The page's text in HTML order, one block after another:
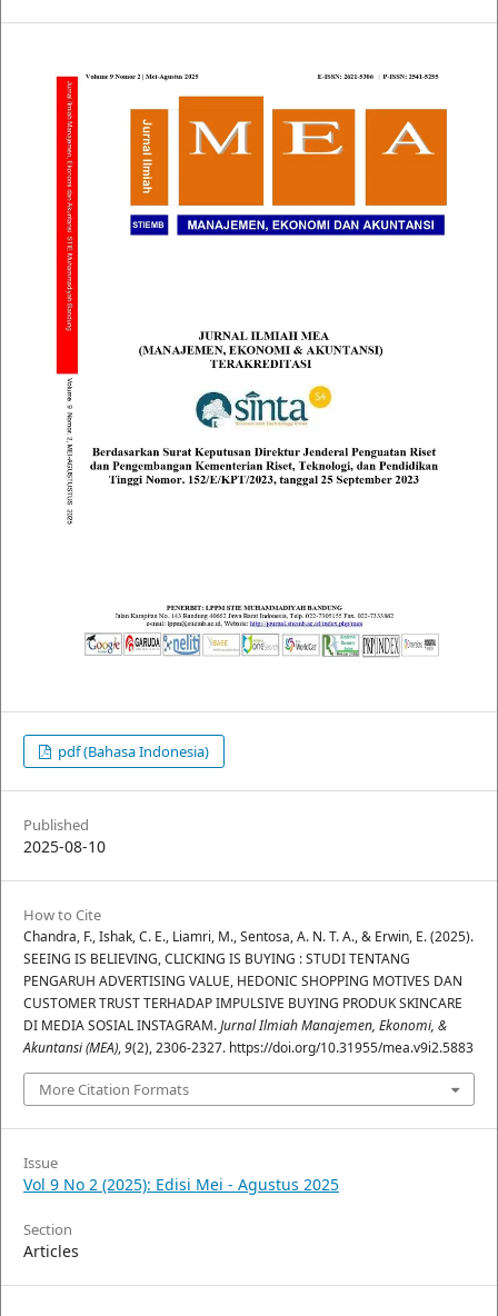
pdf (Bahasa Indonesia)
Published
2025-08-10
How to Cite
Chandra, F., Ishak, C. E., Liamri, M., Sentosa, A. N. T. A., & Erwin, E. (2025).
SEEING IS BELIEVING, CLICKING IS BUYING : STUDI TENTANG
PENGARUH ADVERTISING VALUE, HEDONIC SHOPPING MOTIVES DAN
CUSTOMER TRUST TERHADAP IMPULSIVE BUYING PRODUK SKINCARE
DI MEDIA SOSIAL INSTAGRAM.Jurnal Ilmiah Manajemen, Ekonomi, &
Akuntansi (MEA),9(2), 2306-2327. https://doi.org/10.31955/mea.v9i2.5883
More Citation Formats
Issue
Vol 9 No 2 (2025): Edisi Mei - Agustus 2025
Section
Articles